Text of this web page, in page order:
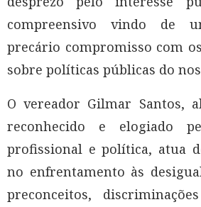
compreensivo vindo de
precário compromisso com
sobre políticas públicas do
O vereador Gilmar Santos,
reconhecido e elogiado
profissional e política, atua
no enfrentamento às
preconceitos,